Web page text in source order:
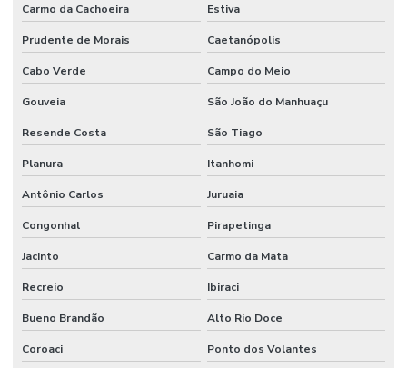
Carmo da Cachoeira Estiva
Prudente de Morais Caetanópolis
Cabo Verde Campo do Meio
Gouveia São João do Manhuaçu
Resende Costa São Tiago
Planura Itanhomi
Antônio Carlos Juruaia
Congonhal Pirapetinga
Jacinto Carmo da Mata
Recreio Ibiraci
Bueno Brandão Alto Rio Doce
Coroaci Ponto dos Volantes